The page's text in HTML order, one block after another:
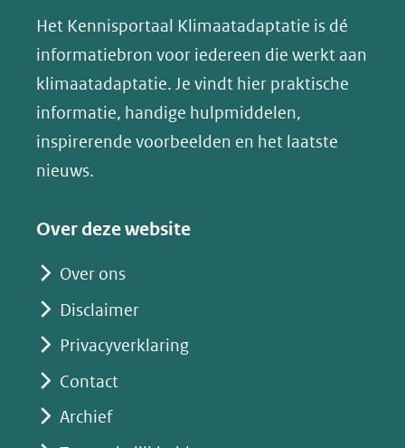
website)
website)
website)
y
(opent
in
nieuw
venster)
naar
een
andere
website)
Het Kennisportaal Klimaatadaptatie is dé
informatiebron voor iedereen die werkt aan
klimaatadaptatie. Je vindt hier praktische
informatie, handige hulpmiddelen,
inspirerende voorbeelden en het laatste
nieuws.
Over deze website
Over ons
Disclaimer
Privacyverklaring
Contact
Archief